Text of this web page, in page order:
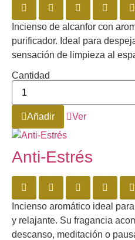
Incienso de alcanfor con
purificador. Ideal para
sensación de limpieza al
Cantidad
Añadir Ver
Anti-Estrés
Incienso aromático ideal
y relajante. Su fragancia
descanso, meditación o